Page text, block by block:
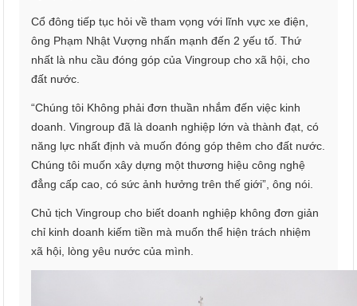
Cổ đông tiếp tục hỏi về tham vọng với lĩnh vực xe điện,
ông Phạm Nhật Vượng nhấn mạnh đến 2 yếu tố. Thứ
nhất là nhu cầu đóng góp của Vingroup cho xã hội, cho
đất nước.
“Chúng tôi Không phải đơn thuần nhắm đến việc kinh
doanh. Vingroup đã là doanh nghiệp lớn và thành đạt, có
năng lực nhất định và muốn đóng góp thêm cho đất nước.
Chúng tôi muốn xây dựng một thương hiệu công nghệ
đẳng cấp cao, có sức ảnh hưởng trên thế giới”, ông nói.
Chủ tịch Vingroup cho biết doanh nghiệp không đơn giản
chỉ kinh doanh kiếm tiền mà muốn thể hiện trách nhiệm
xã hội, lòng yêu nước của mình.